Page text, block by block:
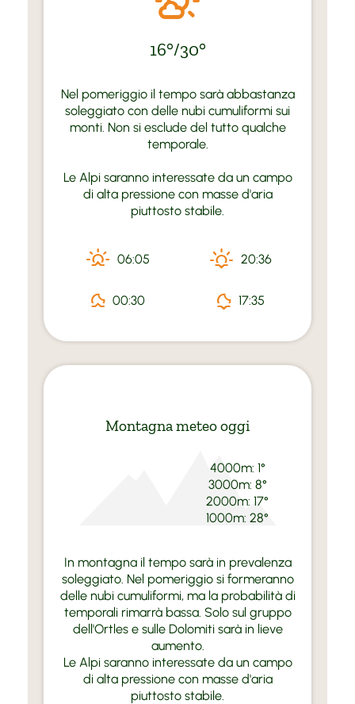
16°/30°
Nel pomeriggio il tempo sarà abbastanza
soleggiato con delle nubi cumuliformi sui
monti. Non si esclude del tutto qualche
temporale.
Le Alpi saranno interessate da un campo
di alta pressione con masse d'aria
piuttosto stabile.
06:05 20:36
00:30 17:35
Montagna meteo oggi
4000m: 1°
3000m: 8°
2000m: 17°
1000m: 28°
In montagna il tempo sarà in prevalenza
soleggiato. Nel pomeriggio si formeranno
delle nubi cumuliformi, ma la probabilità di
temporali rimarrà bassa. Solo sul gruppo
dell'Ortles e sulle Dolomiti sarà in lieve
aumento.
Le Alpi saranno interessate da un campo
di alta pressione con masse d'aria
piuttosto stabile.